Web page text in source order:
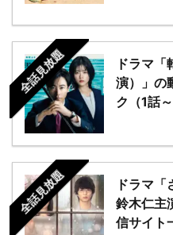
全話見放題
ドラマ
演）」の
ク（1話～
全話見放題
ドラマ
鈴木仁主
信サイト